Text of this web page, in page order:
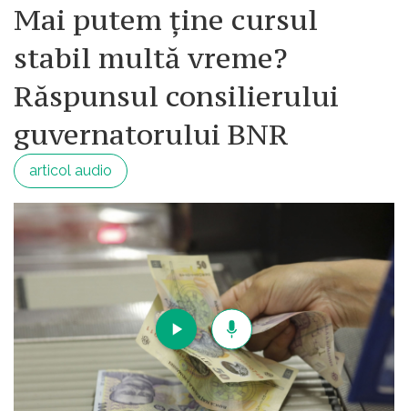
Mai putem ține cursul
stabil multă vreme?
Răspunsul consilierului
guvernatorului BNR
articol audio